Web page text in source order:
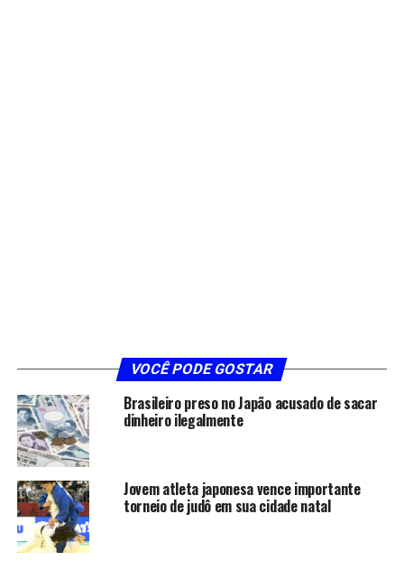
VOCÊ PODE GOSTAR
Brasileiro preso no Japão acusado de sacar
dinheiro ilegalmente
Jovem atleta japonesa vence importante
torneio de judô em sua cidade natal